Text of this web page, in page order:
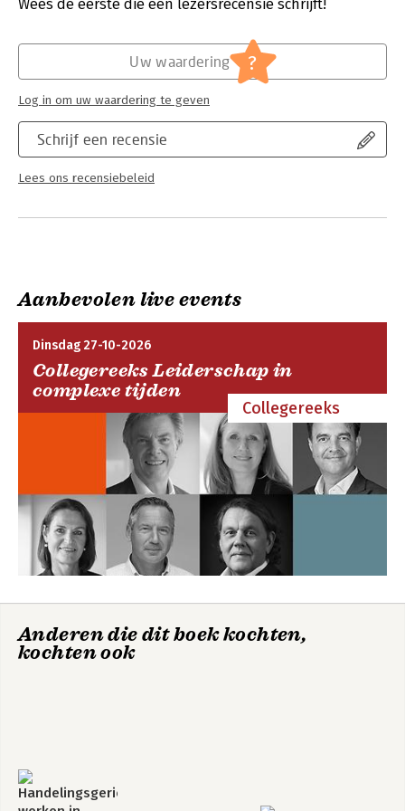
Sociale verzekeringen en -voorzieningen
- Algemeen; [stelselherziening;
beroepswet; buitenland]
Wees de eerste die een lezersrecensie schrijft!
Schrijf een recensie
Lees ons recensiebeleid
Uw waardering ?
Log in om uw waardering te geven
Aanbevolen live events
Dinsdag 27-10-2026
Collegereeks Leiderschap in
complexe tijden
Collegereeks
Anderen die dit boek kochten,
kochten ook